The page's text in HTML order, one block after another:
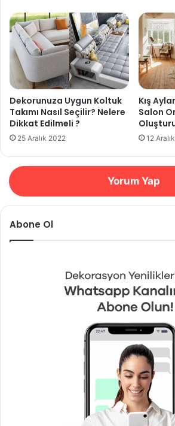
Dekorunuza Uygun Koltuk
Takımı Nasıl Seçilir? Nelere
Dikkat Edilmeli ?
25 Aralık 2022
Kış
Salon
12
Yorum Yap
Abone Ol